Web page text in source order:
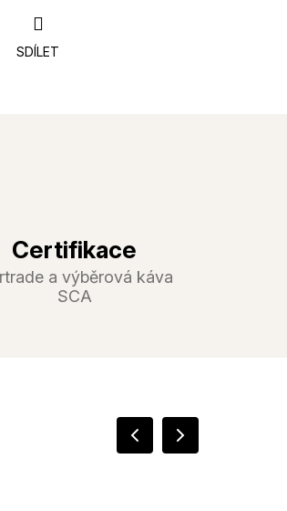
SDÍLET
Certifikace
a výběrová káva
SCA